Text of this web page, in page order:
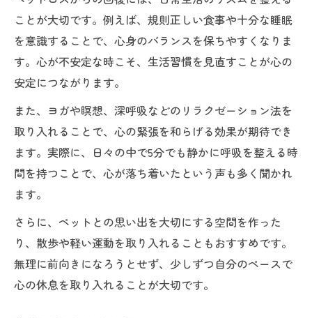
ことが大切です。例えば、規則正しい食事や十分な睡眠
を意識することで、心身のバランスを保ちやすくなりま
す。心が不安定な時こそ、生活習慣を見直すことが心の
安定につながります。
また、ヨガや瞑想、深呼吸などのリラクゼーション法を
取り入れることで、心の緊張を和らげる効果が期待でき
ます。実際に、日々の中で5分でも静かに呼吸を整える時
間を持つことで、心が落ち着いたという声も多く聞かれ
ます。
さらに、ペットとの思い出を大切にする空間を作った
り、散歩や軽い運動を取り入れることもおすすめです。
無理に前向きになろうとせず、少しずつ自分のペースで
心の休息を取り入れることが大切です。